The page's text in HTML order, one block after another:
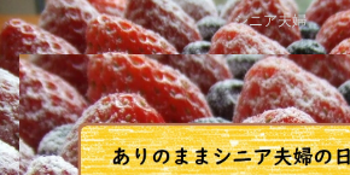
シニア夫婦